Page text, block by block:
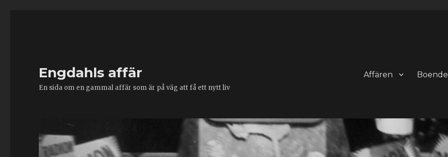
Engdahls affär
En sida om en gammal affär som är på väg att få ett nytt liv
Affären Boende